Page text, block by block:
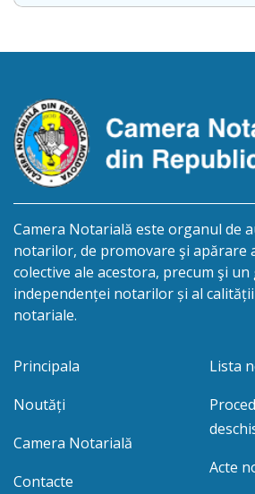
ION, născut/ă la 21.07.1980, cod
/cincisprezece mai anul două mii
Camera Notarială este organul de
notarilor, de promovare şi apărare
colective ale acestora, precum şi
independenței notarilor și al
notariale.
Principala
Noutăți
Camera Notarială
Contacte
Lista
Acte